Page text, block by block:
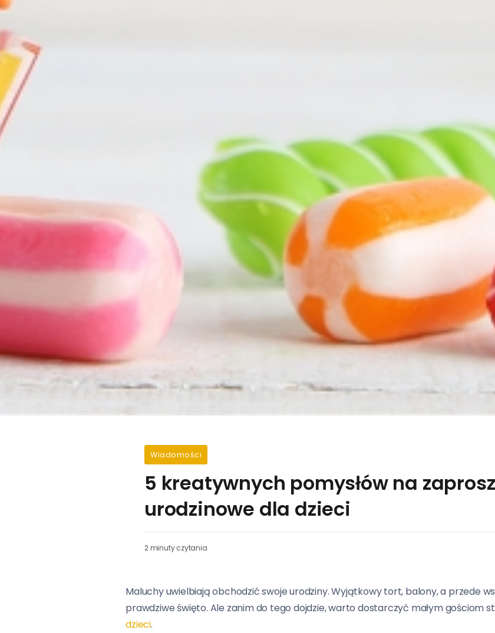
Wiadomości
5 kreatywnych pomysłów na
urodzinowe dla dzieci
2 minuty czytania
Maluchy uwielbiają obchodzić swoje urodziny. Wyjątkowy tort, balony, a przede
prawdziwe święto. Ale zanim do tego dojdzie, warto dostarczyć małym gościom
dzieci.